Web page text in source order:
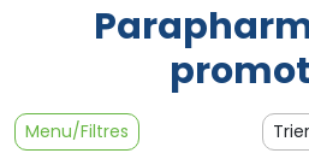
Menu/Filtres